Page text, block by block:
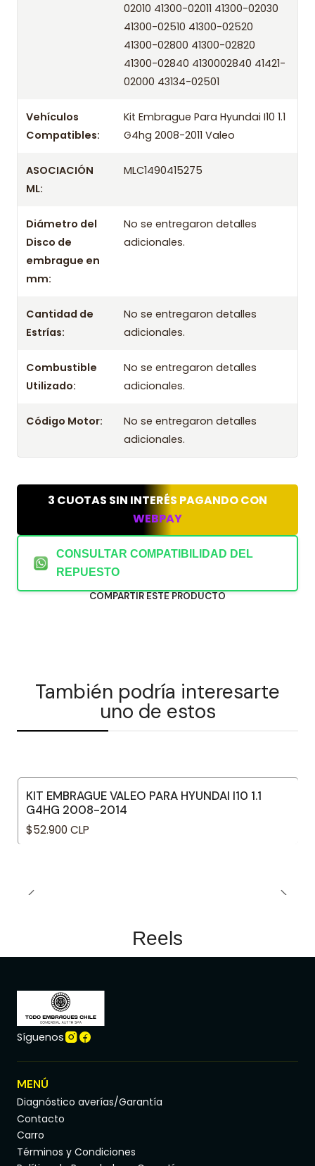
Años compatibles
Kit Embrague Para Hyundai I10 1.1 G4hg 2008 Valeo
Kit Embrague Para Hyundai I10 1.1 G4hg 2009 Valeo
Kit Embrague Para Hyundai I10 1.1 G4hg 2010 Valeo
02010 41300-02011 41300-02030
41300-02510 41300-02520
41300-02800 41300-02820
41300-02840 4130002840 41421-
02000 43134-02501
Vehículos
Compatibles:
Kit Embrague Para Hyundai I10 1.1
G4hg 2008-2011 Valeo
ASOCIACIÓN
ML:
MLC1490415275
Diámetro del
Disco de
embrague en
mm:
No se entregaron detalles
adicionales.
Cantidad de
Estrías:
No se entregaron detalles
adicionales.
Combustible
Utilizado:
No se entregaron detalles
adicionales.
Código Motor:
No se entregaron detalles
adicionales.
3 CUOTAS SIN INTERÉS PAGANDO CON
WEBPAY
CONSULTAR COMPATIBILIDAD DEL
REPUESTO
COMPARTIR ESTE PRODUCTO
También podría interesarte
uno de estos
KIT EMBRAGUE VALEO PARA HYUNDAI I10 1.1
G4HG 2008-2014
$52.900 CLP
Reels
Síguenos
MENÚ
Diagnóstico averías/Garantía
Contacto
Carro
Términos y Condiciones